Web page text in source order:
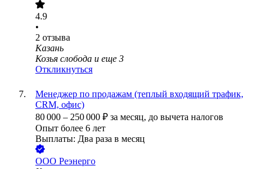
4.9
•
2 отзыва
Казань
Козья слобода и еще 3
Откликнуться
Менеджер по продажам (теплый входящий трафик,
CRM, офис)
80 000 – 250 000 ₽ за месяц, до вычета налогов
Опыт более 6 лет
Выплаты: Два раза в месяц
ООО Реэнерго